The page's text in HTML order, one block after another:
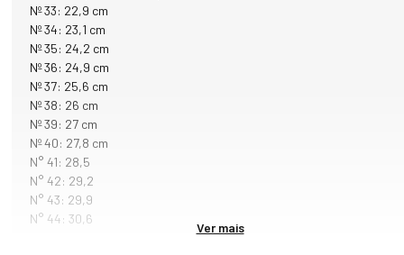
O principal diferencial está no conforto anatômico. Sua sola
estruturada acompanha o formato natural dos pés, proporcionando
suporte equilibrado e reduzindo pontos de pressão durante a
caminhada. O resultado é uma sensação de conforto contínuo,
mesmo após muitas horas de uso. O solado preto, leve e flexível,
contribui para uma passada mais suave, absorvendo parte dos
impactos e aumentando a sensação de estabilidade durante o
caminhar.
O sistema de ajuste superior em velcro permite regulagem
personalizada, adaptando-se facilmente a diferentes formatos de
pés e proporcionando encaixe seguro e confortável. A identidade
Ver mais
Nº 33: 22,9 cm
Nº 34: 23,1 cm
Nº 35: 24,2 cm
Nº 36: 24,9 cm
Nº 37: 25,6 cm
Nº 38: 26 cm
Nº 39: 27 cm
Nº 40: 27,8 cm
N° 41: 28,5
N° 42: 29,2
N° 43: 29,9
N° 44: 30,6